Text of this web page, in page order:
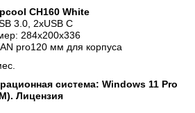
CH160 White
3.0, 2xUSB С
284x200x336
pro120 мм для корпуса
система: Windows 11 Pro
Лицензия